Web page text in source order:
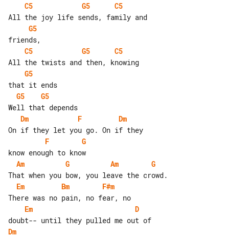
C5 G5
C5
G5
C5
G5
C5
G5
G5
G5
Dm
F
Dm
F
G
Am
G Am
G
Em
Bm
F#m
Em
D
Dm